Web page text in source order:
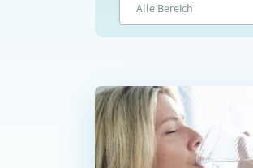
Alle Bereich